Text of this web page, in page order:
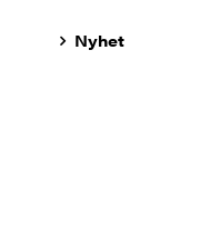
Nyhet